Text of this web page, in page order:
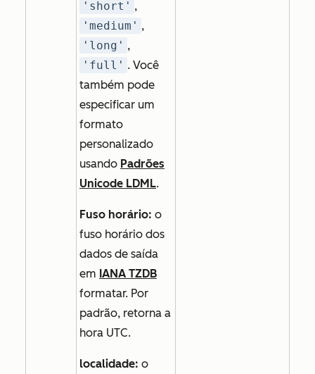
'short' ,
'medium' ,
'long' ,
'full' . Você
também pode
especificar um
formato
personalizado
usando Padrões
Unicode LDML.
Fuso horário: o
fuso horário dos
dados de saída
em IANA TZDB
formatar. Por
padrão, retorna a
hora UTC.
localidade: o